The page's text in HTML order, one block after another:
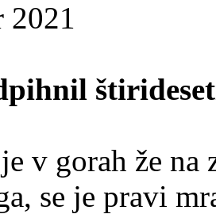
2021
v gorah že na
se je pravi